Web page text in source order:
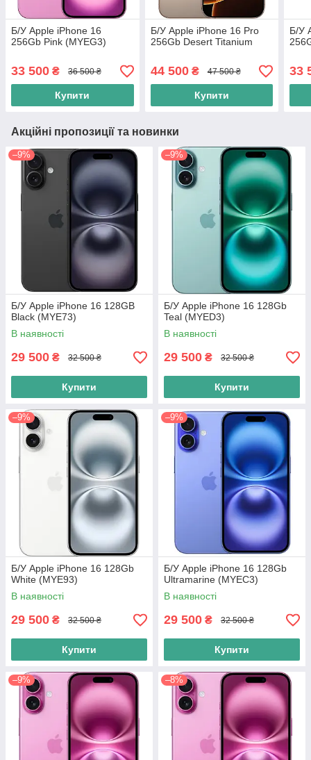
Б/У Apple iPhone 16
256Gb Pink (MYEG3)
33 500 ₴ 36 500 ₴
Купити
Б/У Apple iPhone 16 Pro
256Gb Desert Titanium
44 500₴ 47 500 ₴
Купити
Б/У
33
Акційні пропозиції та новинки
–9%
Б/У Apple iPhone 16 128GB
Black (MYE73)
В наявності
29 500 ₴ 32 500 ₴
Купити
–9%
Б/У Apple iPhone 16 128Gb
Teal (MYED3)
В наявності
29 500 ₴ 32 500 ₴
Купити
–9%
Б/У Apple iPhone 16 128Gb
White (MYE93)
В наявності
29 500 ₴ 32 500 ₴
Купити
–9%
Б/У Apple iPhone 16 128Gb
Ultramarine (MYEC3)
В наявності
29 500 ₴ 32 500 ₴
Купити
–9% –8%